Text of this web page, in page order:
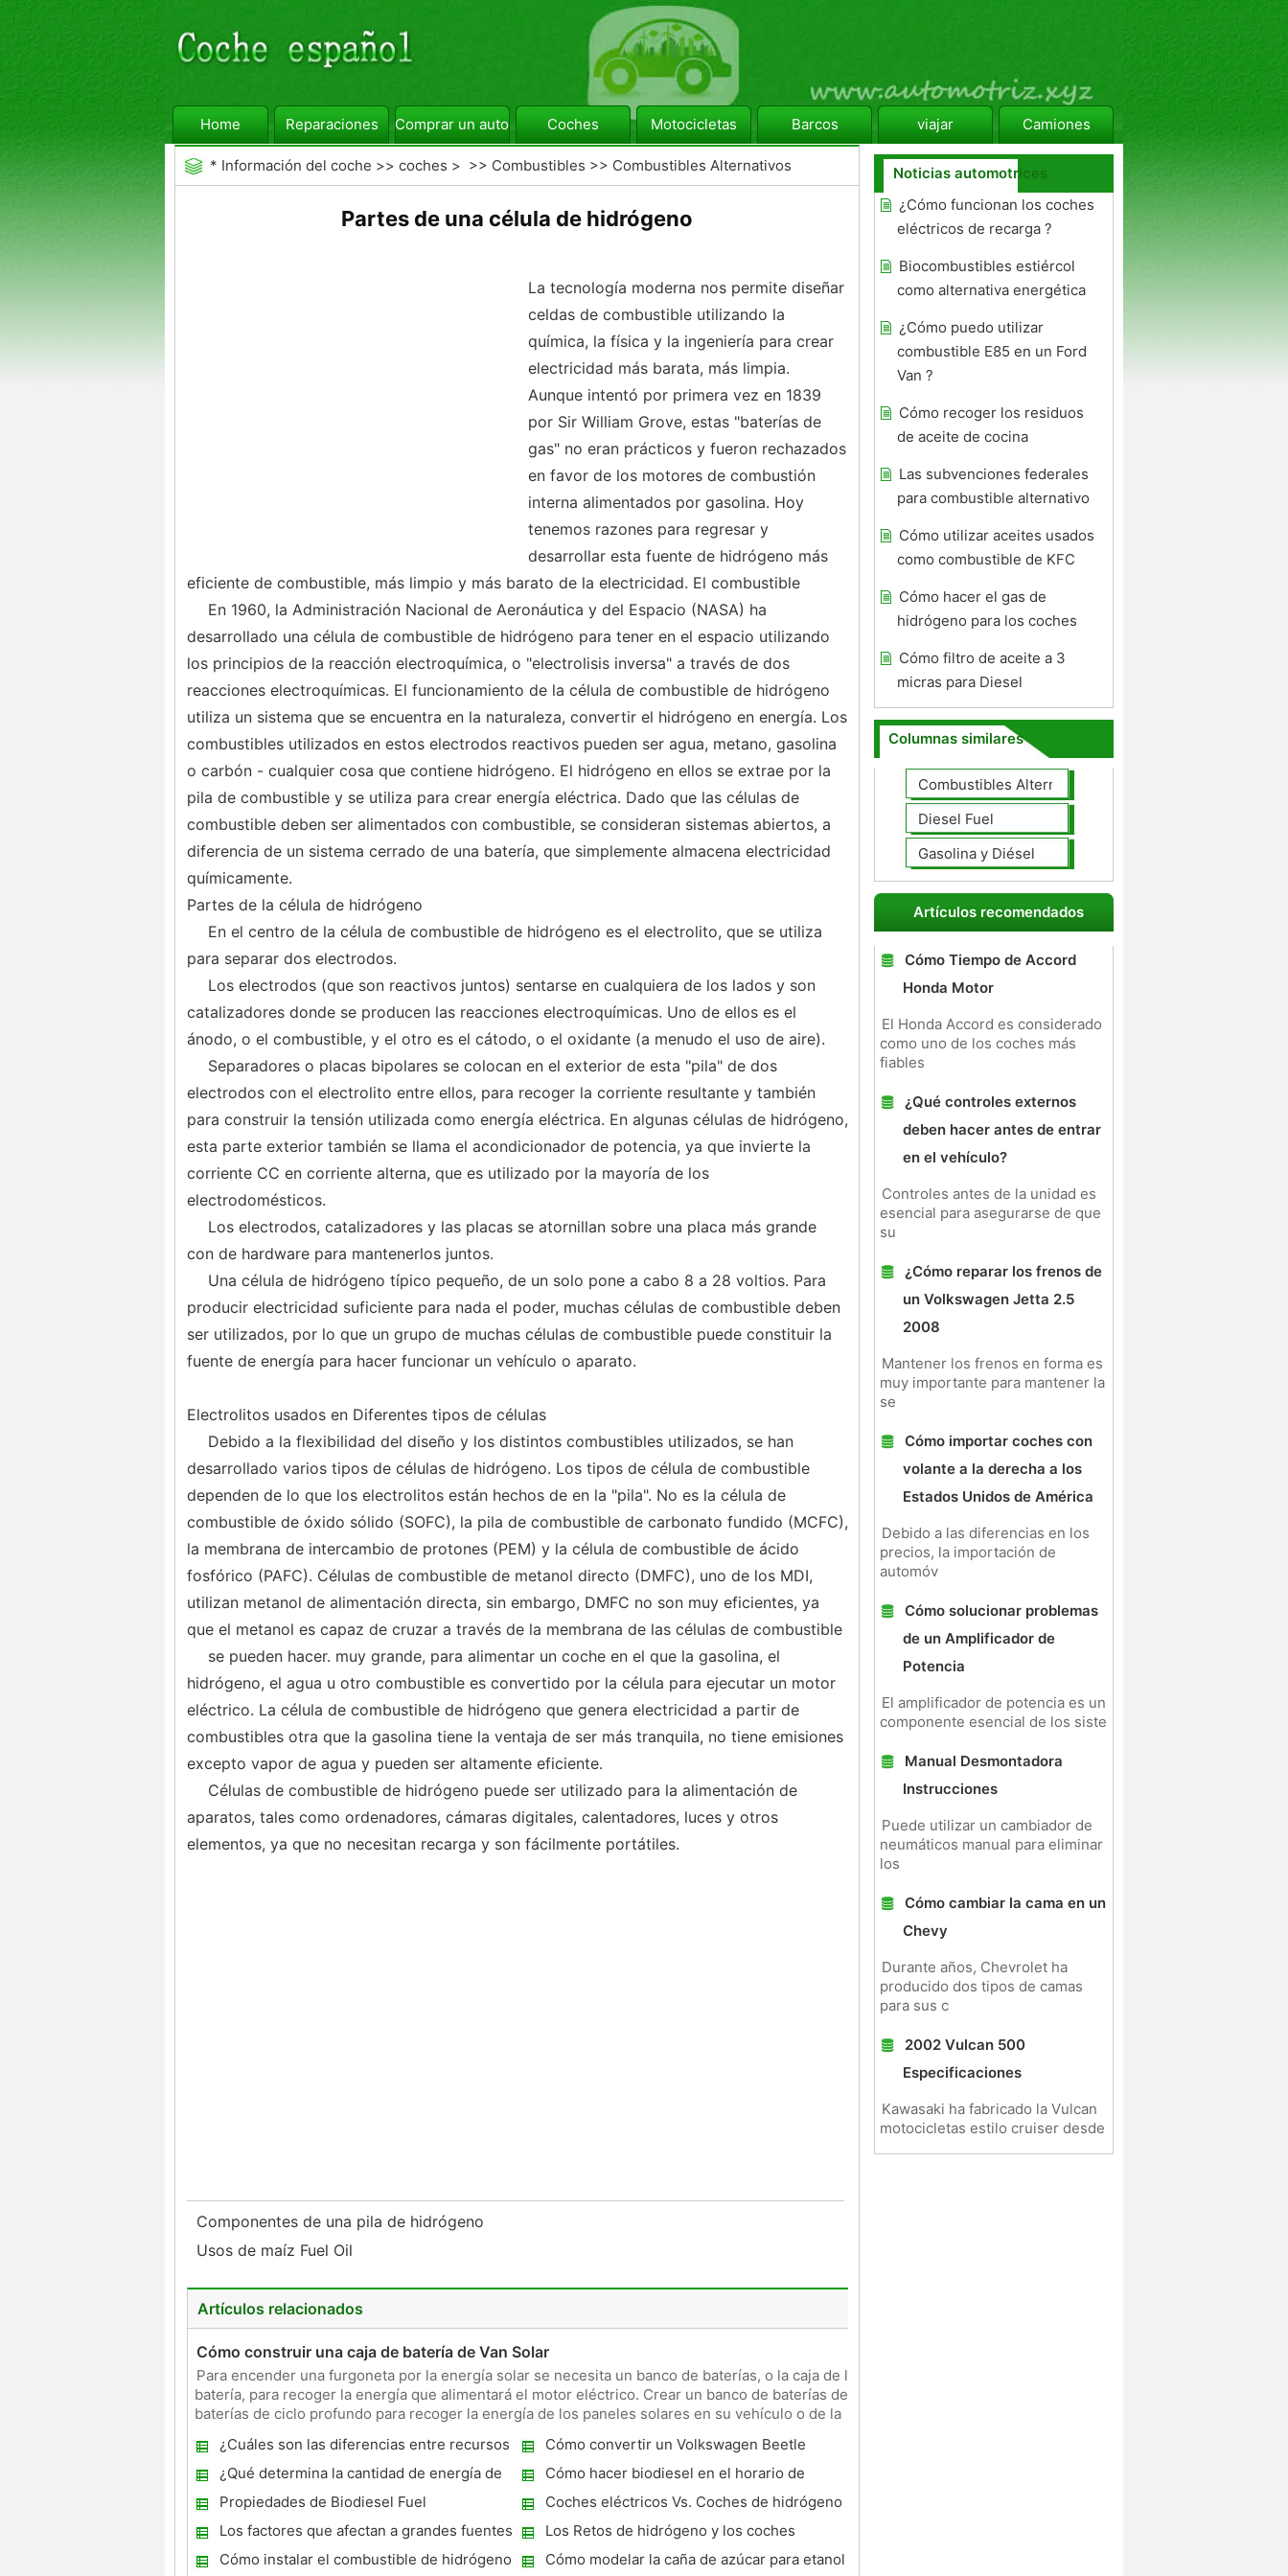
Home Reparaciones Comprar un automóvil Coches Motocicletas Barcos viajar Camiones
* Información del coche >> coches > >> Combustibles >> Combustibles Alternativos
Partes de una célula de hidrógeno
La tecnología moderna nos permite diseñar
celdas de combustible utilizando la
química, la física y la ingeniería para crear
electricidad más barata, más limpia.
Aunque intentó por primera vez en 1839
por Sir William Grove, estas "baterías de
gas" no eran prácticos y fueron rechazados
en favor de los motores de combustión
interna alimentados por gasolina. Hoy
tenemos razones para regresar y
desarrollar esta fuente de hidrógeno más
eficiente de combustible, más limpio y más barato de la electricidad. El combustible
En 1960, la Administración Nacional de Aeronáutica y del Espacio (NASA) ha
desarrollado una célula de combustible de hidrógeno para tener en el espacio utilizando
los principios de la reacción electroquímica, o "electrolisis inversa" a través de dos
reacciones electroquímicas. El funcionamiento de la célula de combustible de hidrógeno
utiliza un sistema que se encuentra en la naturaleza, convertir el hidrógeno en energía. Los
combustibles utilizados en estos electrodos reactivos pueden ser agua, metano, gasolina
o carbón - cualquier cosa que contiene hidrógeno. El hidrógeno en ellos se extrae por la
pila de combustible y se utiliza para crear energía eléctrica. Dado que las células de
combustible deben ser alimentados con combustible, se consideran sistemas abiertos, a
diferencia de un sistema cerrado de una batería, que simplemente almacena electricidad
químicamente.
Partes de la célula de hidrógeno
En el centro de la célula de combustible de hidrógeno es el electrolito, que se utiliza
para separar dos electrodos.
Los electrodos (que son reactivos juntos) sentarse en cualquiera de los lados y son
catalizadores donde se producen las reacciones electroquímicas. Uno de ellos es el
ánodo, o el combustible, y el otro es el cátodo, o el oxidante (a menudo el uso de aire).
Separadores o placas bipolares se colocan en el exterior de esta "pila" de dos
electrodos con el electrolito entre ellos, para recoger la corriente resultante y también
para construir la tensión utilizada como energía eléctrica. En algunas células de hidrógeno,
esta parte exterior también se llama el acondicionador de potencia, ya que invierte la
corriente CC en corriente alterna, que es utilizado por la mayoría de los
electrodomésticos.
Los electrodos, catalizadores y las placas se atornillan sobre una placa más grande
con de hardware para mantenerlos juntos.
Una célula de hidrógeno típico pequeño, de un solo pone a cabo 8 a 28 voltios. Para
producir electricidad suficiente para nada el poder, muchas células de combustible deben
ser utilizados, por lo que un grupo de muchas células de combustible puede constituir la
fuente de energía para hacer funcionar un vehículo o aparato.
Electrolitos usados ​​en Diferentes tipos de células
Debido a la flexibilidad del diseño y los distintos combustibles utilizados, se han
desarrollado varios tipos de células de hidrógeno. Los tipos de célula de combustible
dependen de lo que los electrolitos están hechos de en la "pila". No es la célula de
combustible de óxido sólido (SOFC), la pila de combustible de carbonato fundido (MCFC),
la membrana de intercambio de protones (PEM) y la célula de combustible de ácido
fosfórico (PAFC). Células de combustible de metanol directo (DMFC), uno de los MDI,
utilizan metanol de alimentación directa, sin embargo, DMFC no son muy eficientes, ya
que el metanol es capaz de cruzar a través de la membrana de las células de combustible
se pueden hacer. muy grande, para alimentar un coche en el que la gasolina, el
hidrógeno, el agua u otro combustible es convertido por la célula para ejecutar un motor
eléctrico. La célula de combustible de hidrógeno que genera electricidad a partir de
combustibles otra que la gasolina tiene la ventaja de ser más tranquila, no tiene emisiones
excepto vapor de agua y pueden ser altamente eficiente.
Células de combustible de hidrógeno puede ser utilizado para la alimentación de
aparatos, tales como ordenadores, cámaras digitales, calentadores, luces y otros
elementos, ya que no necesitan recarga y son fácilmente portátiles.
Componentes de una pila de hidrógeno
Usos de maíz Fuel Oil
Artículos relacionados
Cómo construir una caja de batería de Van Solar
Para encender una furgoneta por la energía solar se necesita un banco de baterías, o la caja de la
batería, para recoger la energía que alimentará el motor eléctrico. Crear un banco de baterías de
baterías de ciclo profundo para recoger la energía de los paneles solares en su vehículo o de la
¿Cuáles son las diferencias entre recursos
renovables y no renovables?
Cómo convertir un Volkswagen Beetle
Motor Diesel para funcionar con aceite
vegetal usado
¿Qué determina la cantidad de energía de
carbón?
Cómo hacer biodiesel en el horario de
invierno
Propiedades de Biodiesel Fuel
Coches eléctricos Vs. Coches de hidrógeno
Los factores que afectan a grandes fuentes
de energía
Los Retos de hidrógeno y los coches
híbridos
Cómo instalar el combustible de hidrógeno
Cómo modelar la caña de azúcar para etanol
Noticias automotrices
¿Cómo funcionan los coches
eléctricos de recarga ?
Biocombustibles estiércol
como alternativa energética
¿Cómo puedo utilizar
combustible E85 en un Ford
Van ?
Cómo recoger los residuos
de aceite de cocina
Las subvenciones federales
para combustible alternativo
Cómo utilizar aceites usados ​​
como combustible de KFC
Cómo hacer el gas de
hidrógeno para los coches
Cómo filtro de aceite a 3
micras para Diesel
Columnas similares
Combustibles Alternativos
Diesel Fuel
Gasolina y Diésel
Artículos recomendados
Cómo Tiempo de Accord
Honda Motor
El Honda Accord es considerado
como uno de los coches más
fiables
¿Qué controles externos
deben hacer antes de entrar
en el vehículo?
Controles antes de la unidad es
esencial para asegurarse de que
su
¿Cómo reparar los frenos de
un Volkswagen Jetta 2.5
2008
Mantener los frenos en forma es
muy importante para mantener la
se
Cómo importar coches con
volante a la derecha a los
Estados Unidos de América
Debido a las diferencias en los
precios, la importación de
automóv
Cómo solucionar problemas
de un Amplificador de
Potencia
El amplificador de potencia es un
componente esencial de los siste
Manual Desmontadora
Instrucciones
Puede utilizar un cambiador de
neumáticos manual para eliminar
los
Cómo cambiar la cama en un
Chevy
Durante años, Chevrolet ha
producido dos tipos de camas
para sus c
2002 Vulcan 500
Especificaciones
Kawasaki ha fabricado la Vulcan
motocicletas estilo cruiser desde